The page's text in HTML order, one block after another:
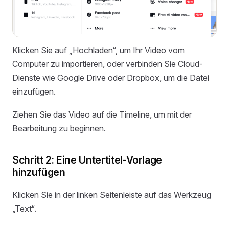
Klicken Sie auf „Hochladen“, um Ihr Video vom
Computer zu importieren, oder verbinden Sie Cloud-
Dienste wie Google Drive oder Dropbox, um die Datei
einzufügen.
Ziehen Sie das Video auf die Timeline, um mit der
Bearbeitung zu beginnen.
Schritt 2: Eine Untertitel-Vorlage
hinzufügen
Klicken Sie in der linken Seitenleiste auf das Werkzeug
„Text“.